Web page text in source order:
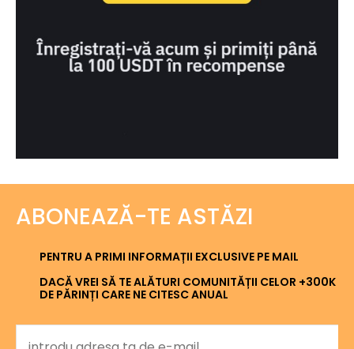
ABONEAZĂ-TE ASTĂZI
PENTRU A PRIMI INFORMAȚII EXCLUSIVE PE MAIL
DACĂ VREI SĂ TE ALĂTURI COMUNITĂȚII CELOR +300K
DE PĂRINȚI CARE NE CITESC ANUAL